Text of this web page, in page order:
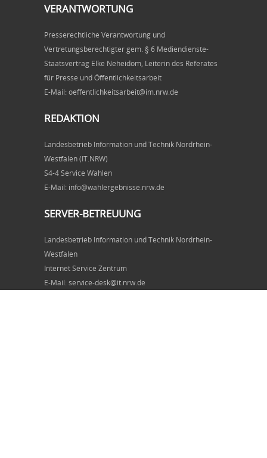
VERANTWORTUNG
Presserechtliche Verantwortung und
Vertretungsberechtigter gem. § 6 Mediendienste-
Staatsvertrag Elke Neheidom, Leiterin des Referates
für Presse und Öffentlichkeitsarbeit
E-Mail: oeffentlichkeitsarbeit@im.nrw.de
REDAKTION
Landesbetrieb Information und Technik Nordrhein-
Westfalen (IT.NRW)
S4-4 Service Wahlen
E-Mail: info@wahlergebnisse.nrw.de
SERVER-BETREUUNG
Landesbetrieb Information und Technik Nordrhein-
Westfalen
Internet Service Zentrum
E-Mail: service-desk@it.nrw.de